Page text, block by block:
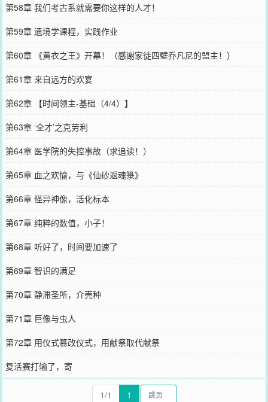
第58章 我们考古系就需要你这样的人才！
第59章 遗境学课程，实践作业
第60章 《黄衣之王》开幕！（感谢家徒四壁乔凡尼的盟主！）
第61章 来自远方的欢宴
第62章 【时间领主-基础（4/4）】
第63章 ‘全才’之克劳利
第64章 医学院的失控事故（求追读！）
第65章 血之欢愉，与《仙砂返魂箓》
第66章 怪异神像，活化标本
第67章 纯粹的数值，小子！
第68章 听好了，时间要加速了
第69章 智识的满足
第70章 静滞圣所，介壳种
第71章 巨像与虫人
第72章 用仪式篡改仪式，用献祭取代献祭
复活赛打输了，寄
1/1 1